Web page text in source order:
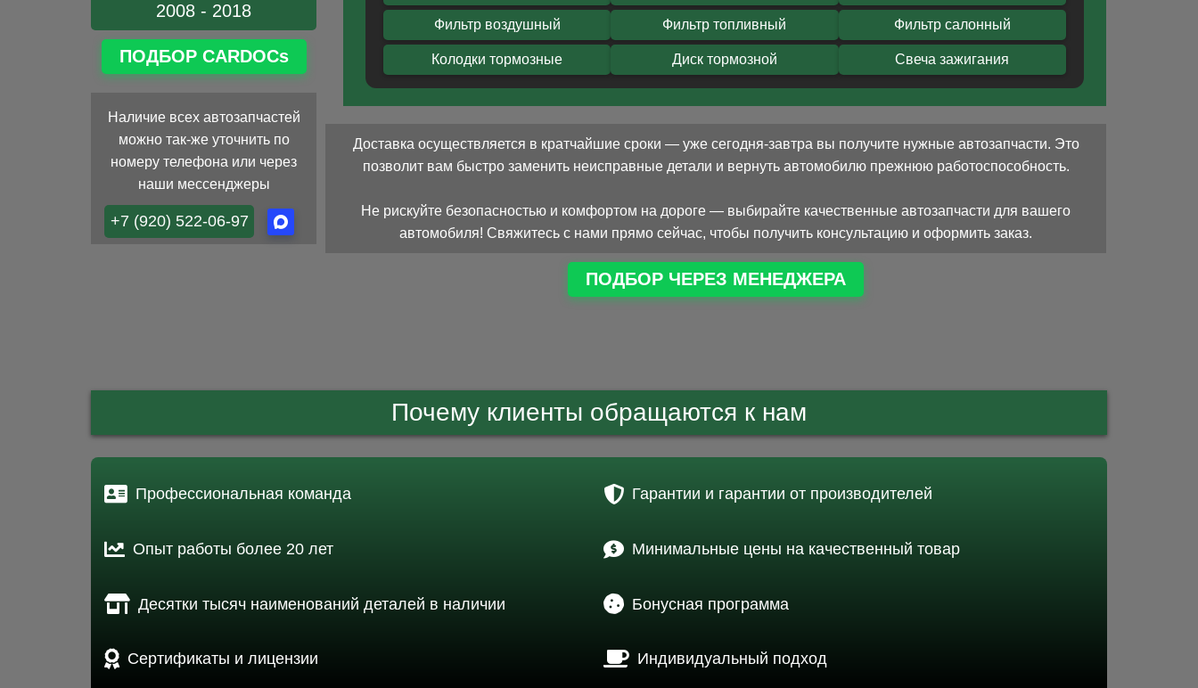
2008 - 2018
ПОДБОР CARDOCs
Наличие всех автозапчастей
можно так-же уточнить по
номеру телефона или через
наши мессенджеры
+7 (920) 522-06-97
Фильтр воздушный Фильтр топливный Фильтр салонный
Колодки тормозные Диск тормозной Свеча зажигания
Доставка осуществляется в кратчайшие сроки — уже сегодня-завтра вы получите нужные автозапчасти. Это
позволит вам быстро заменить неисправные детали и вернуть автомобилю прежнюю работоспособность.
Не рискуйте безопасностью и комфортом на дороге — выбирайте качественные автозапчасти для вашего
автомобиля! Свяжитесь с нами прямо сейчас, чтобы получить консультацию и оформить заказ.
ПОДБОР ЧЕРЕЗ МЕНЕДЖЕРА
Почему клиенты обращаются к нам
Профессиональная команда
Опыт работы более 20 лет
Десятки тысяч наименований деталей в наличии
Сертификаты и лицензии
Гарантии и гарантии от производителей
Минимальные цены на качественный товар
Бонусная программа
Индивидуальный подход